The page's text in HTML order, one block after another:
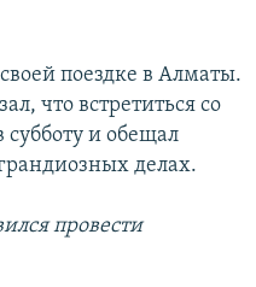
поездке в Алматы.
что встретиться со
и обещал
делах.
провести